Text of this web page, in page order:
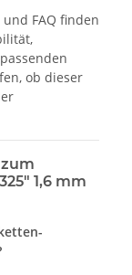
FAQ finden
ob dieser
1,6 mm